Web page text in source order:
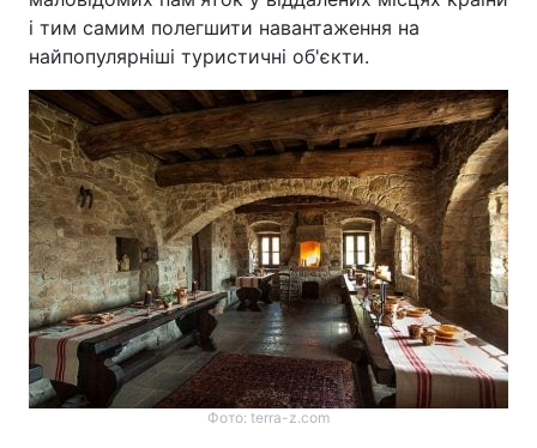
і тим самим полегшити навантаження на
найпопулярніші туристичні об'єкти.
Фото: terra-z.com